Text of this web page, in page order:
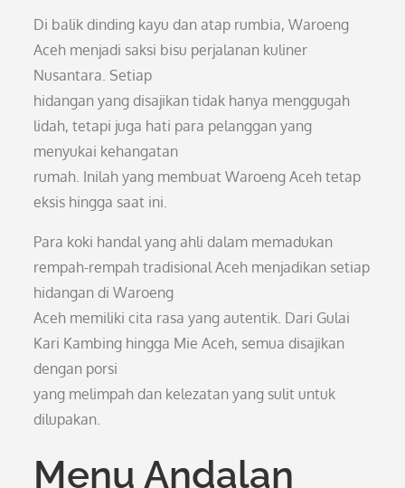
Di balik dinding kayu dan atap rumbia, Waroeng
Aceh menjadi saksi bisu perjalanan kuliner
Nusantara. Setiap
hidangan yang disajikan tidak hanya menggugah
lidah, tetapi juga hati para pelanggan yang
menyukai kehangatan
rumah. Inilah yang membuat Waroeng Aceh tetap
eksis hingga saat ini.
Para koki handal yang ahli dalam memadukan
rempah-rempah tradisional Aceh menjadikan setiap
hidangan di Waroeng
Aceh memiliki cita rasa yang autentik. Dari Gulai
Kari Kambing hingga Mie Aceh, semua disajikan
dengan porsi
yang melimpah dan kelezatan yang sulit untuk
dilupakan.
Menu Andalan